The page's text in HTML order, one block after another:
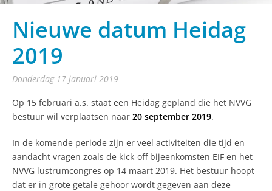
Nieuwe datum Heidag
2019
donderdag 17 januari 2019
Op 15 februari a.s. staat een Heidag gepland die het NVVG
bestuur wil verplaatsen naar 20 september 2019.
In de komende periode zijn er veel activiteiten die tijd en
aandacht vragen zoals de kick-off bijeenkomsten EIF en het
NVVG lustrumcongres op 14 maart 2019. Het bestuur hoopt
dat er in grote getale gehoor wordt gegeven aan deze